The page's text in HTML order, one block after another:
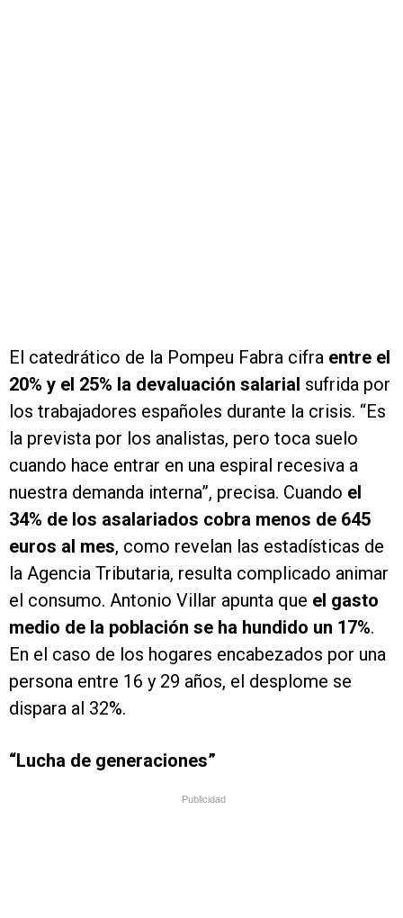
El catedrático de la Pompeu Fabra cifra entre el
20% y el 25% la devaluación salarial sufrida por
los trabajadores españoles durante la crisis. “Es
la prevista por los analistas, pero toca suelo
cuando hace entrar en una espiral recesiva a
nuestra demanda interna”, precisa. Cuando el
34% de los asalariados cobra menos de 645
euros al mes, como revelan las estadísticas de
la Agencia Tributaria, resulta complicado animar
el consumo. Antonio Villar apunta que el gasto
medio de la población se ha hundido un 17%.
En el caso de los hogares encabezados por una
persona entre 16 y 29 años, el desplome se
dispara al 32%.
“Lucha de generaciones”
Publicidad